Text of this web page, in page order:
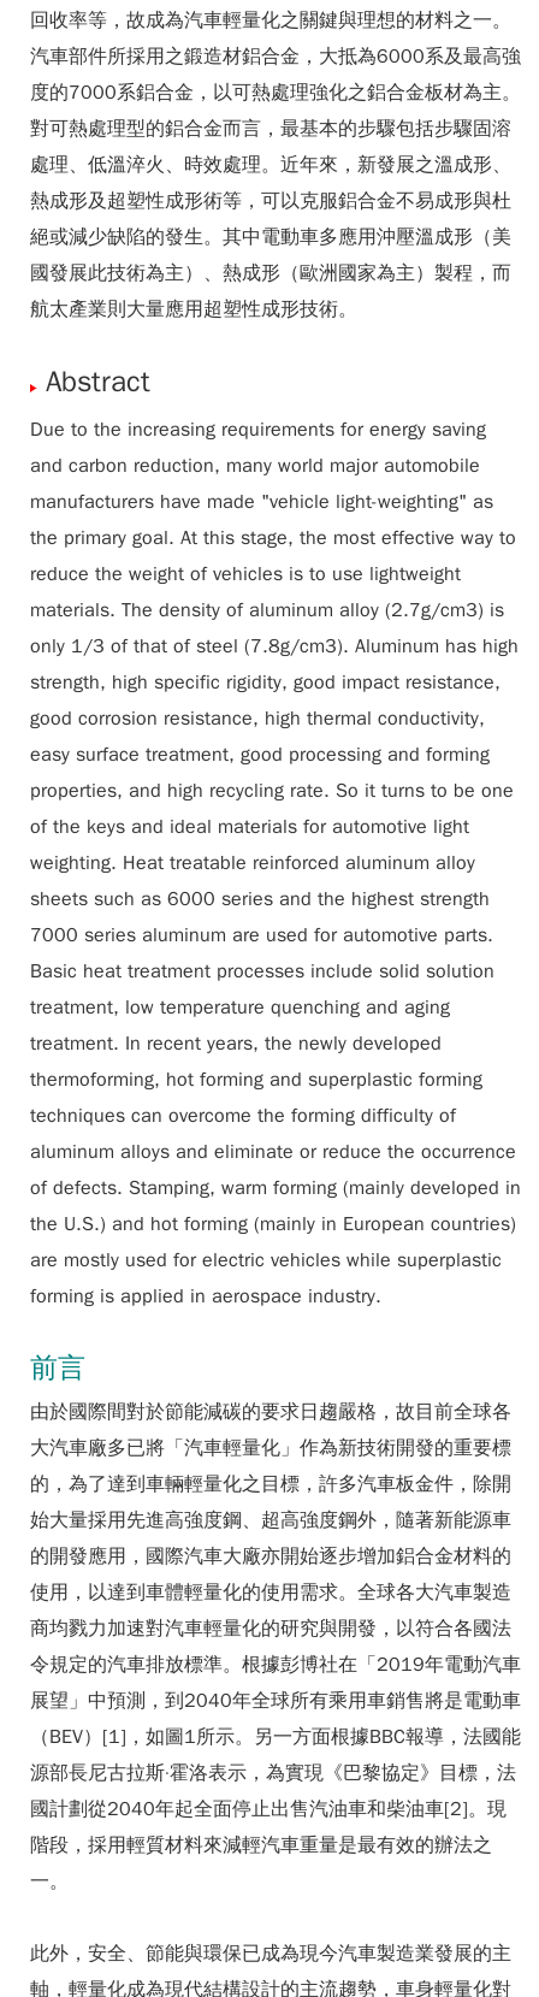
回收率等，故成為汽車輕量化之關鍵與理想的材料之一。
汽車部件所採用之鍛造材鋁合金，大抵為6000系及最高強
度的7000系鋁合金，以可熱處理強化之鋁合金板材為主。
對可熱處理型的鋁合金而言，最基本的步驟包括步驟固溶
處理、低溫淬火、時效處理。近年來，新發展之溫成形、
熱成形及超塑性成形術等，可以克服鋁合金不易成形與杜
絕或減少缺陷的發生。其中電動車多應用沖壓溫成形（美
國發展此技術為主）、熱成形（歐洲國家為主）製程，而
航太產業則大量應用超塑性成形技術。
Abstract
Due to the increasing requirements for energy saving
and carbon reduction, many world major automobile
manufacturers have made "vehicle light-weighting" as
the primary goal. At this stage, the most effective way to
reduce the weight of vehicles is to use lightweight
materials. The density of aluminum alloy (2.7g/cm3) is
only 1/3 of that of steel (7.8g/cm3). Aluminum has high
strength, high specific rigidity, good impact resistance,
good corrosion resistance, high thermal conductivity,
easy surface treatment, good processing and forming
properties, and high recycling rate. So it turns to be one
of the keys and ideal materials for automotive light
weighting. Heat treatable reinforced aluminum alloy
sheets such as 6000 series and the highest strength
7000 series aluminum are used for automotive parts.
Basic heat treatment processes include solid solution
treatment, low temperature quenching and aging
treatment. In recent years, the newly developed
thermoforming, hot forming and superplastic forming
techniques can overcome the forming difficulty of
aluminum alloys and eliminate or reduce the occurrence
of defects. Stamping, warm forming (mainly developed in
the U.S.) and hot forming (mainly in European countries)
are mostly used for electric vehicles while superplastic
forming is applied in aerospace industry.
前言
由於國際間對於節能減碳的要求日趨嚴格，故目前全球各
大汽車廠多已將「汽車輕量化」作為新技術開發的重要標
的，為了達到車輛輕量化之目標，許多汽車板金件，除開
始大量採用先進高強度鋼、超高強度鋼外，隨著新能源車
的開發應用，國際汽車大廠亦開始逐步增加鋁合金材料的
使用，以達到車體輕量化的使用需求。全球各大汽車製造
商均戮力加速對汽車輕量化的研究與開發，以符合各國法
令規定的汽車排放標準。根據彭博社在「2019年電動汽車
展望」中預測，到2040年全球所有乘用車銷售將是電動車
（BEV）[1]，如圖1所示。另一方面根據BBC報導，法國能
源部長尼古拉斯·霍洛表示，為實現《巴黎協定》目標，法
國計劃從2040年起全面停止出售汽油車和柴油車[2]。現
階段，採用輕質材料來減輕汽車重量是最有效的辦法之
一。
此外，安全、節能與環保已成為現今汽車製造業發展的主
軸，輕量化成為現代結構設計的主流趨勢，車身輕量化對